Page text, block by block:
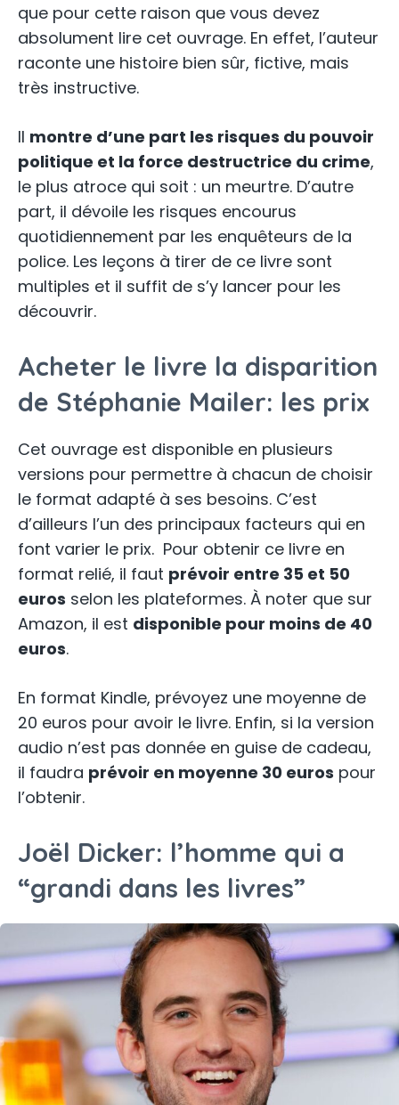
que pour cette raison que vous devez
absolument lire cet ouvrage. En effet, l’auteur
raconte une histoire bien sûr, fictive, mais
très instructive.
Il montre d’une part les risques du pouvoir
politique et la force destructrice du crime,
le plus atroce qui soit : un meurtre. D’autre
part, il dévoile les risques encourus
quotidiennement par les enquêteurs de la
police. Les leçons à tirer de ce livre sont
multiples et il suffit de s’y lancer pour les
découvrir.
Acheter le livre la disparition
de Stéphanie Mailer: les prix
Cet ouvrage est disponible en plusieurs
versions pour permettre à chacun de choisir
le format adapté à ses besoins. C’est
d’ailleurs l’un des principaux facteurs qui en
font varier le prix. Pour obtenir ce livre en
format relié, il faut prévoir entre 35 et 50
euros selon les plateformes. À noter que sur
Amazon, il est disponible pour moins de 40
euros.
En format Kindle, prévoyez une moyenne de
20 euros pour avoir le livre. Enfin, si la version
audio n’est pas donnée en guise de cadeau,
il faudra prévoir en moyenne 30 euros pour
l’obtenir.
Joël Dicker: l’homme qui a
“grandi dans les livres”